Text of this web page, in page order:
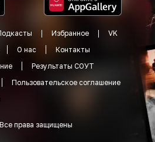
Избранное
VK
О нас
Контакты
Результаты СОУТ
Пользовательское соглашение
Все права защищены